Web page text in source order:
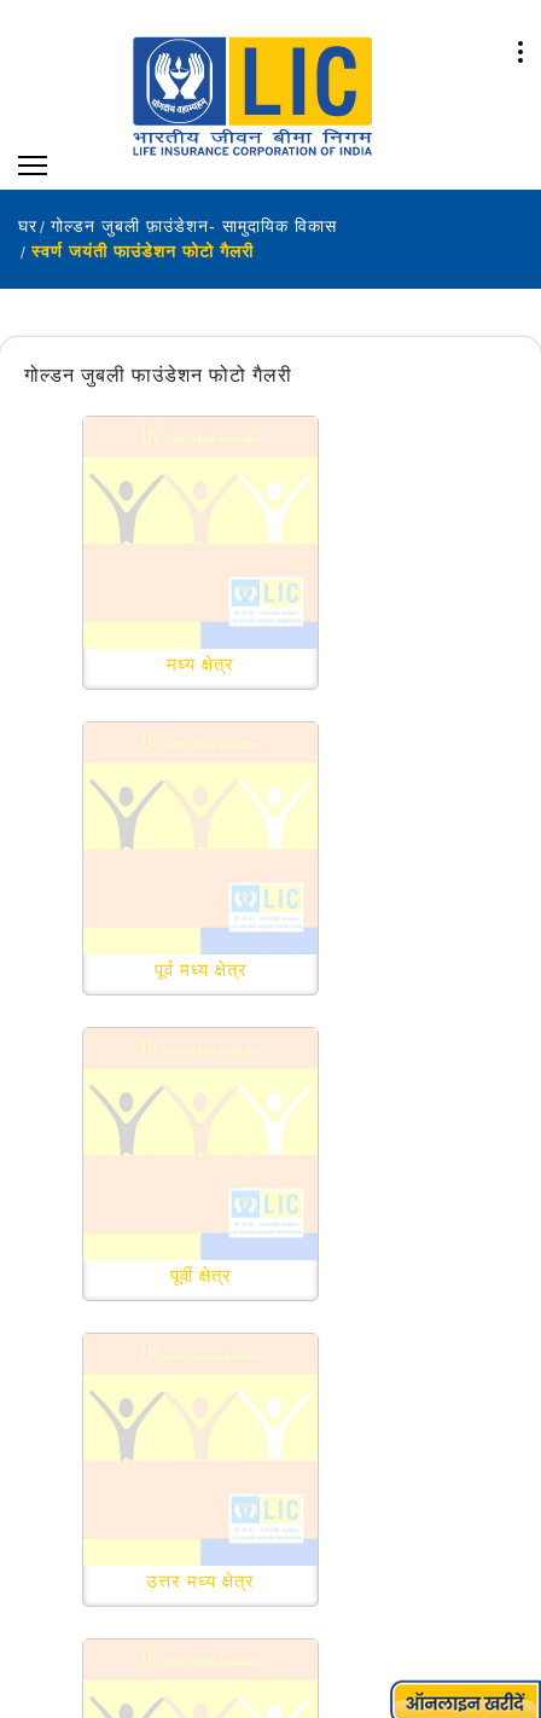
घर
गोल्‍डन जुबली फ़ाउंडेशन- सामुदायिक विकास
स्वर्ण जयंती फाउंडेशन फोटो गैलरी
गोल्डन जुबली फाउंडेशन फोटो गैलरी
मध्य क्षेत्र
पूर्व मध्य क्षेत्र
पूर्वी क्षेत्र
उत्तर मध्य क्षेत्र